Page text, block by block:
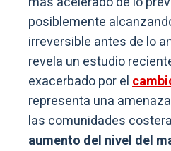
posiblemente
irreversible antes de lo
revela un estudio
exacerbado por el
representa una
las comunidades
aumento del nivel del